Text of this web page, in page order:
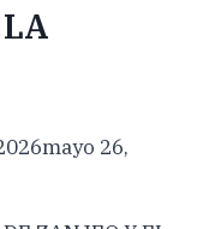
mayo 26,